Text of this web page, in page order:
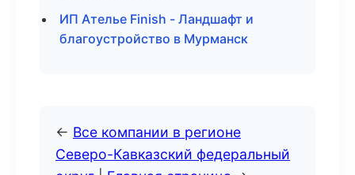
ИП Ателье Finish - Ландшафт и
благоустройство в Мурманск
← Все компании в регионе
Северо-Кавказский федеральный